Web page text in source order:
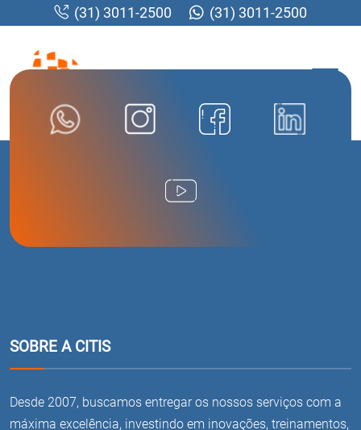
(31) 3011-2500 (31) 3011-2500
SOBRE A CITIS
Desde 2007, buscamos entregar os nossos serviços com a
máxima excelência, investindo em inovações, treinamentos,